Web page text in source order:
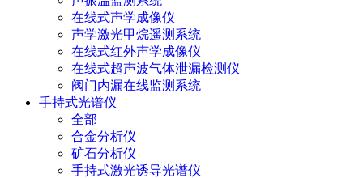
在线式声学成像仪
声学激光甲烷遥测系统
在线式红外声学成像仪
在线式超声波气体泄漏检测仪
阀门内漏在线监测系统
手持式光谱仪
全部
合金分析仪
矿石分析仪
手持式激光诱导光谱仪